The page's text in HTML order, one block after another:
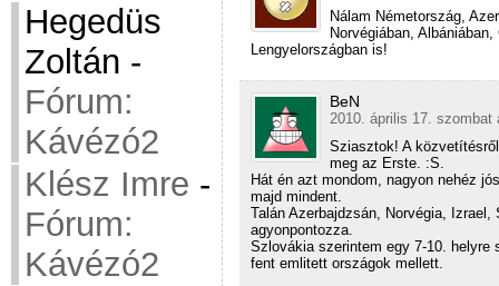
Hegedüs
Zoltán -
Fórum:
Kávézó2
Klész Imre -
Fórum:
Kávézó2
Nálam Németország,
Norvégiában,
Lengyelországban is!
BeN
2010. április 17. szombat
Sziasztok! A
meg az Erste. :S.
Hát én azt mondom, nagyon nehéz
majd mindent.
Talán Azerbajdzsán, Norvégia,
agyonpontozza.
Szlovákia szerintem egy 7-10. helyre
fent emlitett országok mellett.